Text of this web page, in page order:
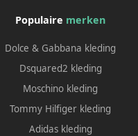
Populaire merken
Dolce & Gabbana kleding
Dsquared2 kleding
Moschino kleding
Tommy Hilfiger kleding
Adidas kleding